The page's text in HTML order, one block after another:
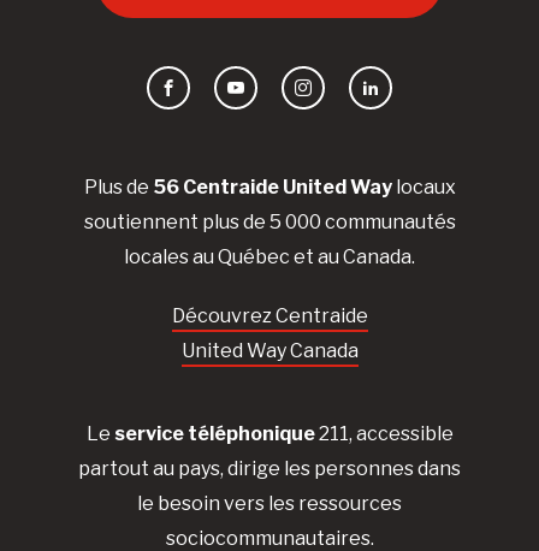
Plus de 56 Centraide United Waylocaux
soutiennent plus de 5 000 communautés
locales au Québec et au Canada.
Découvrez Centraide
United Way Canada
Le service téléphonique211, accessible
partout au pays, dirige les personnes dans
le besoin vers les ressources
sociocommunautaires.
FacebookYouTubeInstagramLinkedIn